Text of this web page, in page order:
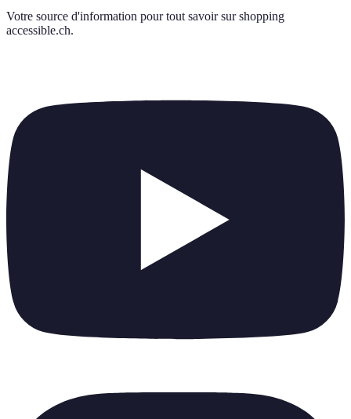
Votre source d'information pour tout savoir sur shopping
accessible.ch.